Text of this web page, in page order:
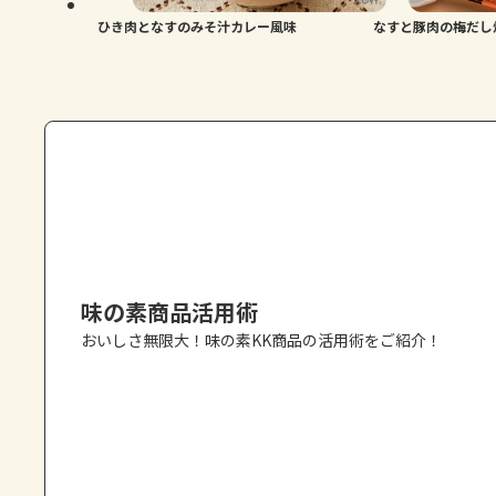
ひき肉となすのみそ汁カレー風味 なすと豚肉の梅だ
味の素商品活用術
おいしさ無限大！味の素KK商品の活用術をご紹介！